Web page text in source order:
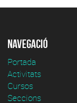
Navegació
Portada
Activitats
Cursos
Seccions